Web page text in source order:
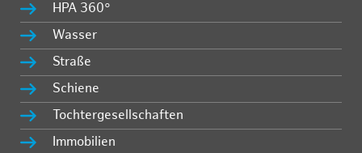
HPA 360°
Wasser
Straße
Schiene
Tochtergesellschaften
Immobilien